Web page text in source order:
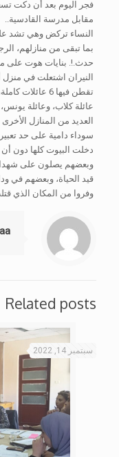
فجر اليوم بعد أن دكت
مقابل مدرسة القادسية..
النساء تركض وهي تشد
بما تبقى من منازلهم،
حدث.!. بنايات هوت على
النيران اشتعلت في منزل
تقطن فيها 6
عائلة كلاب، وعائلة
العديد من المنازل
سوداء دامية على حد
دخلت البيوت كلها دون
وبعضهم يصلون على
قيد الحياة، وبعضهم في
وفروا من المكان الذي
Related posts
سبتمبر 14, 2022